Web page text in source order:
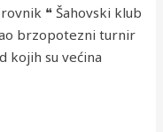
❝ Šahovski klub
brzopotezni turnir
kojih su većina